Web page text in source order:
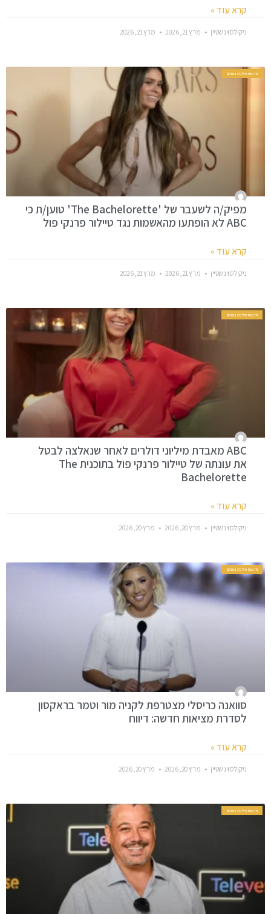
קרא עוד »
ניקולס וינשטיין מרץ 21, 2026 מרץ 21, 2026
חדשות סלבס בעולם
מפיק/ה לשעבר של 'The Bachelorette' טוען/ת כי
ABC לא הופתעו מהאשמות נגד טיילור פרנקי פול
קרא עוד »
ניקולס וינשטיין מרץ 21, 2026 מרץ 21, 2026
חדשות סלבס בעולם
ABC מאבדת מיליוני דולרים לאחר שנאלצה לבטל
את עונתה של טיילור פרנקי פול בתוכנית The
Bachelorette
קרא עוד »
ניקולס וינשטיין מרץ 20, 2026 מרץ 20, 2026
חדשות סלבס בעולם
סוואנה כריסלי מצטרפת לקניה מור וטמר בראקסון
לסדרת מציאות חדשה: דיווח
קרא עוד »
ניקולס וינשטיין מרץ 20, 2026 מרץ 20, 2026
חדשות סלבס בעולם